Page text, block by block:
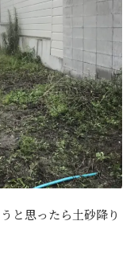
と思ったら土砂降り